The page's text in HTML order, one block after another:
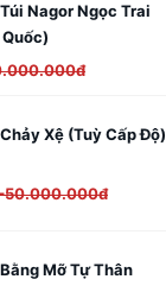
Nagor Ngọc Trai
Xệ (tuỳ Cấp Độ)
Mỡ Tự Thân